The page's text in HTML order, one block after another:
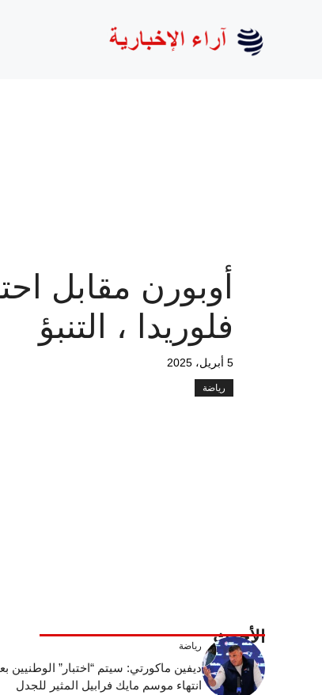
أوبورن مقابل
فلوريدا ، التنبؤ
5 أبريل، 2025
رياضة
الأحدث رياضة
ديفين ماكورتي: سيتم “اختبار” الوطنيين
انتهاء موسم مايك فرابيل المثير للجدل